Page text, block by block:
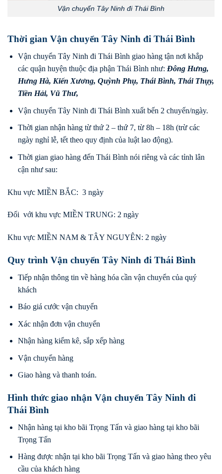
Vận chuyển Tây Ninh đi Thái Bình
Thời gian Vận chuyển Tây Ninh đi Thái Bình
Vận chuyển Tây Ninh đi Thái Bình giao hàng tận nơi khắp
các quận huyện thuộc địa phận Thái Bình như: Đông Hưng,
Hưng Hà, Kiến Xương, Quỳnh Phụ, Thái Bình, Thái Thụy,
Tiền Hải, Vũ Thư,
Vận chuyển Tây Ninh đi Thái Bình xuất bến 2 chuyến/ngày.
Thời gian nhận hàng từ thứ 2 – thứ 7, từ 8h – 18h (trừ các
ngày nghỉ lễ, tết theo quy định của luật lao động).
Thời gian giao hàng đến Thái Bình nói riêng và các tỉnh lân
cận như sau:
Khu vực MIỀN BẮC: 3 ngày
Đối với khu vực MIỀN TRUNG: 2 ngày
Khu vực MIỀN NAM & TÂY NGUYÊN: 2 ngày
Quy trình Vận chuyển Tây Ninh đi Thái Bình
Tiếp nhận thông tin về hàng hóa cần vận chuyển của quý
khách
Báo giá cước vận chuyển
Xác nhận đơn vận chuyển
Nhận hàng kiểm kê, sắp xếp hàng
Vận chuyển hàng
Giao hàng và thanh toán.
Hình thức giao nhận Vận chuyển Tây Ninh đi
Thái Bình
Nhận hàng tại kho bãi Trọng Tấn và giao hàng tại kho bãi
Trọng Tấn
Hàng được nhận tại kho bãi Trọng Tấn và giao hàng theo yêu
cầu của khách hàng